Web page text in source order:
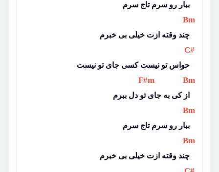
ببار رو سرم تاج سرم
Bm
چند وقته ازت خیلی بی خبرم
C#
حواس تو نیست کسی جای تو نیست
F#m Bm
از کی به جای تو دل ببرم
Bm
ببار رو سرم تاج سرم
Bm
چند وقته ازت خیلی بی خبرم